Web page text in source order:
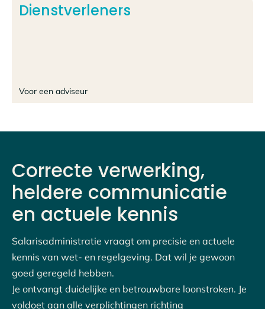
Dienstverleners
Voor een adviseur
Correcte verwerking,
heldere communicatie
en actuele kennis
Salarisadministratie vraagt om precisie en actuele
kennis van wet- en regelgeving. Dat wil je gewoon
goed geregeld hebben.
Je ontvangt duidelijke en betrouwbare loonstroken. Je
voldoet aan alle verplichtingen richting